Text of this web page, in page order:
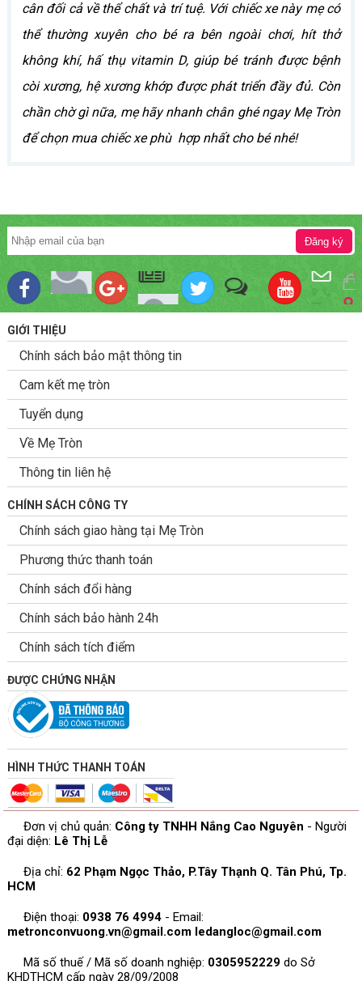
cân đối cả về thể chất và trí tuệ. Với chiếc xe này mẹ có
thể thường xuyên cho bé ra bên ngoài chơi, hít thở
không khí, hấ thụ vitamin D, giúp bé tránh được bệnh
còi xương, hệ xương khớp được phát triển đầy đủ. Còn
chần chờ gì nữa, mẹ hãy nhanh chân ghé ngay Mẹ Tròn
để chọn mua chiếc xe phù hợp nhất cho bé nhé!
GIỚI THIỆU
Chính sách bảo mật thông tin
Cam kết mẹ tròn
Tuyển dụng
Về Mẹ Tròn
Thông tin liên hệ
CHÍNH SÁCH CÔNG TY
Chính sách giao hàng tại Mẹ Tròn
Phương thức thanh toán
Chính sách đổi hàng
Chính sách bảo hành 24h
Chính sách tích điểm
ĐƯỢC CHỨNG NHẬN
HÌNH THỨC THANH TOÁN
Đơn vị chủ quản: Công ty TNHH Nắng Cao Nguyên - Người
đại diện: Lê Thị Lễ
Địa chỉ: 62 Phạm Ngọc Thảo, P.Tây Thạnh Q. Tân Phú, Tp.
HCM
Điện thoại: 0938 76 4994- Email:
metronconvuong.vn@gmail.com ledangloc@gmail.com
Mã số thuế / Mã số doanh nghiệp: 0305952229do Sở
KHDTHCM cấp ngày 28/09/2008